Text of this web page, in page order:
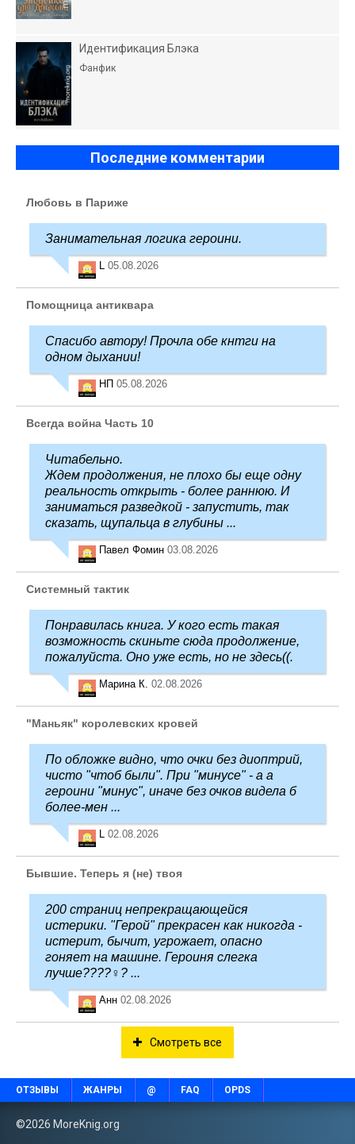
Идентификация Блэка
Фанфик
Последние комментарии
Любовь в Париже
Занимательная логика героини.
L 05.08.2026
Помощница антиквара
Спасибо автору! Прочла обе кнтги на
одном дыхании!
НП 05.08.2026
Всегда война Часть 10
Читабельно.
Ждем продолжения, не плохо бы еще одну
реальность открыть - более раннюю. И
заниматься разведкой - запустить, так
сказать, щупальца в глубины ...
Павел Фомин 03.08.2026
Системный тактик
Понравилась книга. У кого есть такая
возможность скиньте сюда продолжение,
пожалуйста. Оно уже есть, но не здесь((.
Марина К. 02.08.2026
"Маньяк" королевских кровей
По обложке видно, что очки без диоптрий,
чисто "чтоб были". При "минусе" - а а
героини "минус", иначе без очков видела б
более-мен ...
L 02.08.2026
Бывшие. Теперь я (не) твоя
200 страниц непрекращающейся
истерики. "Герой" прекрасен как никогда -
истерит, бычит, угрожает, опасно
гоняет на машине. Героиня слегка
лучше????‍♀️? ...
Анн 02.08.2026
Смотреть все
ОТЗЫВЫ ЖАНРЫ @ FAQ OPDS
©2026 MoreKnig.org